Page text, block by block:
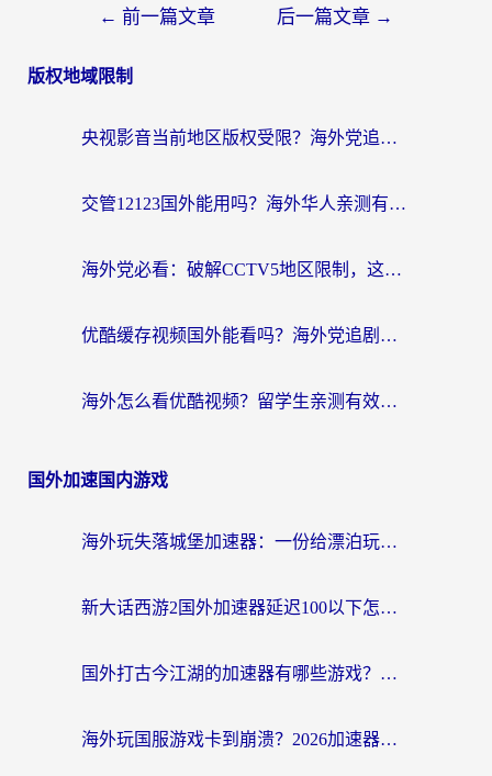
← 前一篇文章 后一篇文章 →
版权地域限制
央视影音当前地区版权受限？海外党追剧看片的终极解决方案来了
交管12123国外能用吗？海外华人亲测有效的回国加速器选择指南
海外党必看：破解CCTV5地区限制，这样看欧洲杯奥运直播才够爽！
优酷缓存视频国外能看吗？海外党追剧看片的终极解决方案来了
海外怎么看优酷视频？留学生亲测有效的回国加速器选择指南
国外加速国内游戏
海外玩失落城堡加速器：一份给漂泊玩家的网络自救指南
新大话西游2国外加速器延迟100以下怎么办？海外党实测有效的低延迟指南
国外打古今江湖的加速器有哪些游戏？一个海外玩家的终极选择指南
海外玩国服游戏卡到崩溃？2026加速器免费推荐+实用指南（亲测有效）